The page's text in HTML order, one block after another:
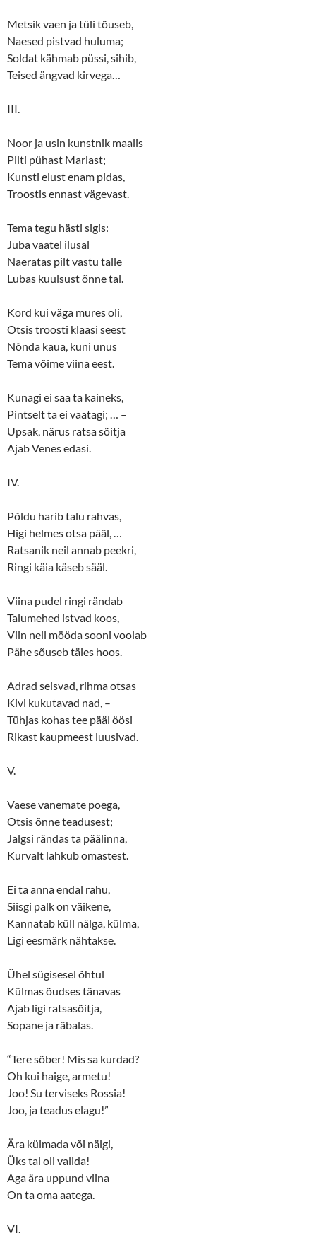
Metsik vaen ja tüli tõuseb,
Naesed pistvad huluma;
Soldat kähmab püssi, sihib,
Teised ängvad kirvega…
III.
Noor ja usin kunstnik maalis
Pilti pühast Mariast;
Kunsti elust enam pidas,
Troostis ennast vägevast.
Tema tegu hästi sigis:
Juba vaatel ilusal
Naeratas pilt vastu talle
Lubas kuulsust õnne tal.
Kord kui väga mures oli,
Otsis troosti klaasi seest
Nõnda kaua, kuni unus
Tema võime viina eest.
Kunagi ei saa ta kaineks,
Pintselt ta ei vaatagi; … –
Upsak, närus ratsa sõitja
Ajab Venes edasi.
IV.
Põldu harib talu rahvas,
Higi helmes otsa pääl, …
Ratsanik neil annab peekri,
Ringi käia käseb sääl.
Viina pudel ringi rändab
Talumehed istvad koos,
Viin neil mööda sooni voolab
Pähe sõuseb täies hoos.
Adrad seisvad, rihma otsas
Kivi kukutavad nad, –
Tühjas kohas tee pääl öösi
Rikast kaupmeest luusivad.
V.
Vaese vanemate poega,
Otsis õnne teadusest;
Jalgsi rändas ta päälinna,
Kurvalt lahkub omastest.
Ei ta anna endal rahu,
Siisgi palk on väikene,
Kannatab küll nälga, külma,
Ligi eesmärk nähtakse.
Ühel sügisesel õhtul
Külmas õudses tänavas
Ajab ligi ratsasõitja,
Sopane ja räbalas.
“Tere sõber! Mis sa kurdad?
Oh kui haige, armetu!
Joo! Su terviseks Rossia!
Joo, ja teadus elagu!”
Ära külmada või nälgi,
Üks tal oli valida!
Aga ära uppund viina
On ta oma aatega.
VI.